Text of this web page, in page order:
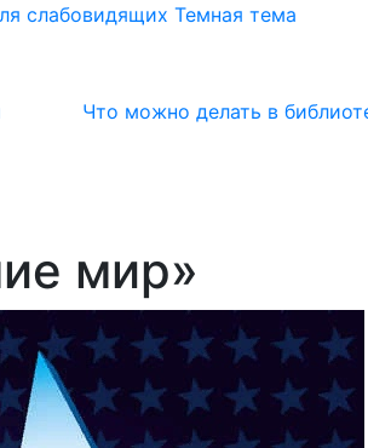
слабовидящих Темная тема
Что можно делать в
мир»